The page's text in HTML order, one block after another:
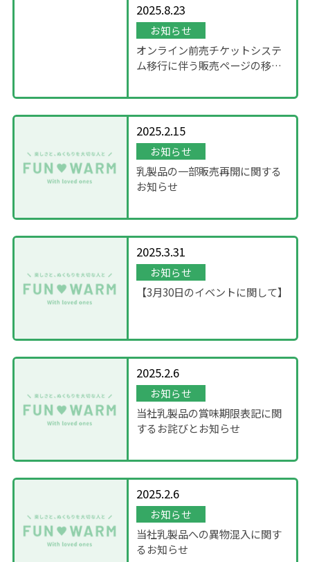
2025.8.23
お知らせ
オンライン前売チケットシステ
ム移行に伴う販売ページの移設
2025.2.15
お知らせ
乳製品の一部販売再開に関する
お知らせ
2025.3.31
お知らせ
【3月30日のイベントに関して】
2025.2.6
お知らせ
当社乳製品の賞味期限表記に関
するお詫びとお知らせ
2025.2.6
お知らせ
当社乳製品への異物混入に関す
るお知らせ